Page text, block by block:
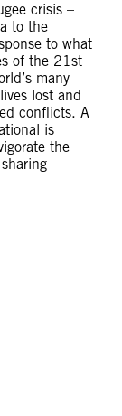
crisis –
to the
to what
of the 21st
many
lost and
conflicts. A
is
the